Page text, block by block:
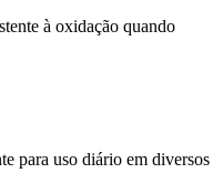
à oxidação quando
para uso diário em diversos